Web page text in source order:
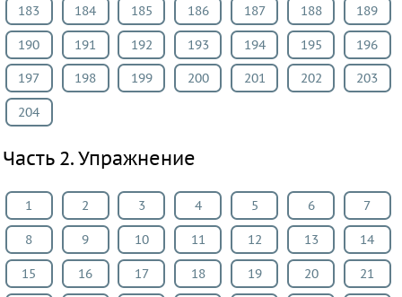
183 184 185 186 187 188 189
190 191 192 193 194 195 196
197 198 199 200 201 202 203
204
Часть 2. Упражнение
1 2 3 4 5 6 7
8 9 10 11 12 13 14
15 16 17 18 19 20 21